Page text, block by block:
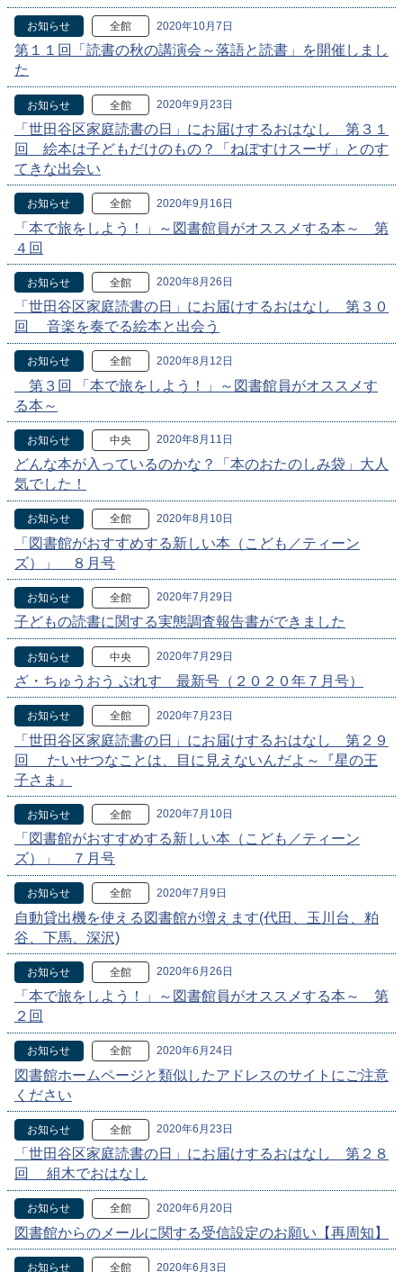
お知らせ 全館 2020年10月7日
第１１回「読書の秋の講演会～落語と読書」を開催しまし
た
お知らせ 全館 2020年9月23日
「世田谷区家庭読書の日」にお届けするおはなし 第３１
回 絵本は子どもだけのもの？「ねぼすけスーザ」とのす
てきな出会い
お知らせ 全館 2020年9月16日
「本で旅をしよう！」～図書館員がオススメする本～ 第
４回
お知らせ 全館 2020年8月26日
「世田谷区家庭読書の日」にお届けするおはなし 第３０
回 音楽を奏でる絵本と出会う
お知らせ 全館 2020年8月12日
第３回 「本で旅をしよう！」～図書館員がオススメす
る本～
お知らせ 中央 2020年8月11日
どんな本が入っているのかな？「本のおたのしみ袋」大人
気でした！
お知らせ 全館 2020年8月10日
「図書館がおすすめする新しい本（こども／ティーン
ズ）」 ８月号
お知らせ 全館 2020年7月29日
子どもの読書に関する実態調査報告書ができました
お知らせ 中央 2020年7月29日
ざ・ちゅうおう ぷれす 最新号（２０２０年７月号）
お知らせ 全館 2020年7月23日
「世田谷区家庭読書の日」にお届けするおはなし 第２９
回 たいせつなことは、目に見えないんだよ～『星の王
子さま』
お知らせ 全館 2020年7月10日
「図書館がおすすめする新しい本（こども／ティーン
ズ）」 ７月号
お知らせ 全館 2020年7月9日
自動貸出機を使える図書館が増えます(代田、玉川台、粕
谷、下馬、深沢)
お知らせ 全館 2020年6月26日
「本で旅をしよう！」～図書館員がオススメする本～ 第
２回
お知らせ 全館 2020年6月24日
図書館ホームページと類似したアドレスのサイトにご注意
ください
お知らせ 全館 2020年6月23日
「世田谷区家庭読書の日」にお届けするおはなし 第２８
回 組木でおはなし
お知らせ 全館 2020年6月20日
図書館からのメールに関する受信設定のお願い【再周知】
お知らせ 全館 2020年6月3日